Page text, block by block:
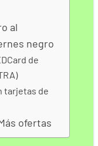
al
negro
de
tarjetas de
ofertas